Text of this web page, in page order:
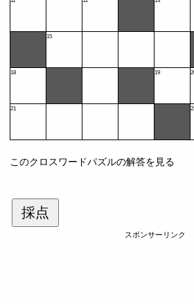
15
18 19
21
このクロスワードパズルの解答を見る
採点
スポンサーリンク